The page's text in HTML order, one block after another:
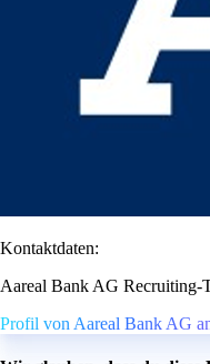
Kontaktdaten:
Aareal Bank AG Recruiting-
Profil von Aareal Bank AG